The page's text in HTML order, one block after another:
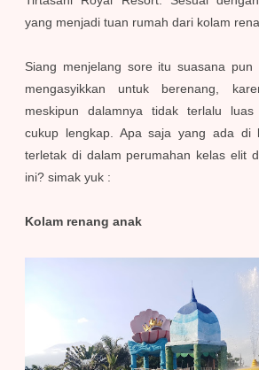
yang menjadi tuan rumah dari kolam
Siang menjelang sore itu suasana pun
mengasyikkan untuk berenang,
meskipun dalamnya tidak terlalu luas
cukup lengkap. Apa saja yang ada di
terletak di dalam perumahan kelas elit
ini? simak yuk :
Kolam renang anak